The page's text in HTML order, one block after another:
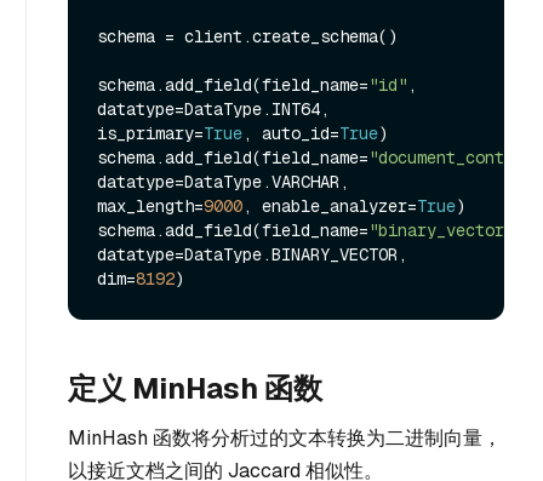
schema = client.create_schema()
schema.add_field(field_name="id" ,
datatype=DataType.INT64,
is_primary=True, auto_id=True)
schema.add_field(field_name="document_content"
datatype=DataType.VARCHAR,
max_length=9000, enable_analyzer=True)
schema.add_field(field_name="binary_vector"
datatype=DataType.BINARY_VECTOR,
dim=8192
定义 MinHash 函数
MinHash 函数将分析过的文本转换为二进制向量，
以接近文档之间的 Jaccard 相似性。